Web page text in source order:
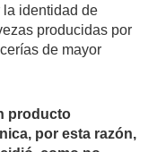
la identidad de
producidas por
de mayor
producto
por esta razón,